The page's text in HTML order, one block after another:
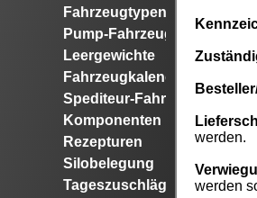
Fahrzeugtypen
Pump-Fahrzeugtypen
Leergewichte
Fahrzeugkalender
Spediteur-Fahrzeuge
Komponenten
Rezepturen
Silobelegung
Tageszuschläge
werden.
werden